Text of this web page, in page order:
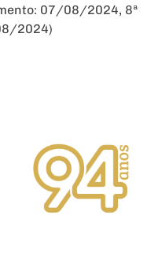
07/08/2024, 8ª
2024)